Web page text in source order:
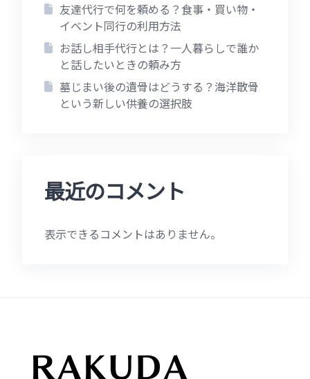
友達代行で何を頼める？食事・買い物・
イベント同行の利用方法
お話し相手代行とは？一人暮らしで誰か
と話したいときの頼み方
墓じまい後の遺骨はどうする？海洋散骨
という新しい供養の選択肢
最近のコメント
表示できるコメントはありません。